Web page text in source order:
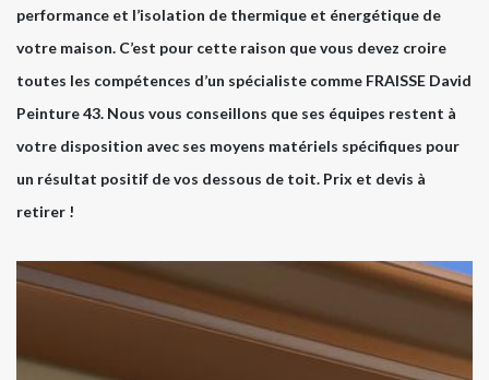
performance et l’isolation de thermique et énergétique de
votre maison. C’est pour cette raison que vous devez croire
toutes les compétences d’un spécialiste comme FRAISSE David
Peinture 43. Nous vous conseillons que ses équipes restent à
votre disposition avec ses moyens matériels spécifiques pour
un résultat positif de vos dessous de toit. Prix et devis à
retirer !